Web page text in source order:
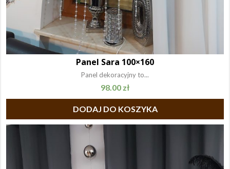
Panel Sara 100×160
Panel dekoracyjny to...
98.00 zł
DODAJ DO KOSZYKA